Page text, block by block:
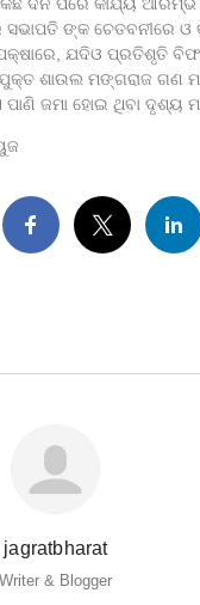
ଙ୍କ ଚେତବନୀରେ ଓ
ଯଦିଓ ପ୍ରତିଶୃତି
ଶାଉଲ ମଙ୍ଗରାଜ ଗଣ
ଜମା ହୋଇ ଥିବା ଦୃଶ୍ୟ
jagratbharat
Writer & Blogger